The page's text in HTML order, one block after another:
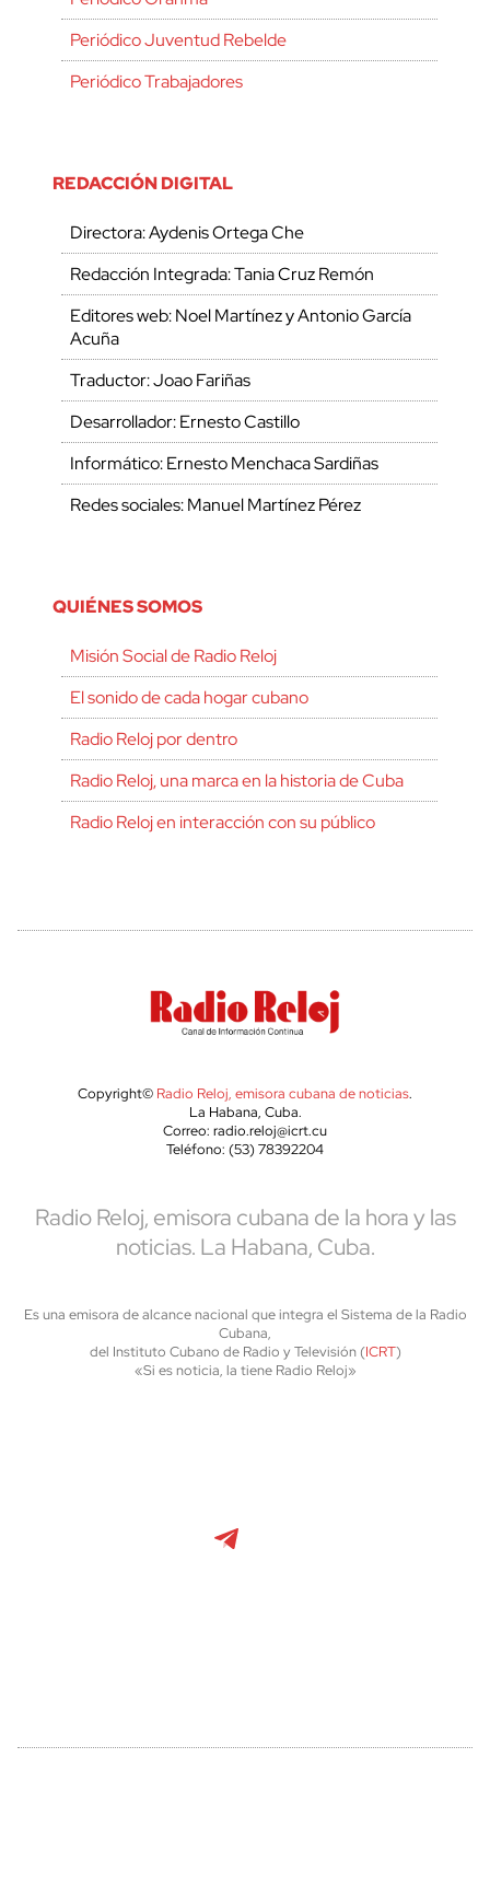
Periódico Juventud Rebelde
Periódico Trabajadores
REDACCIÓN DIGITAL
Directora: Aydenis Ortega Che
Redacción Integrada: Tania Cruz Remón
Editores web: Noel Martínez y Antonio García
Acuña
Traductor: Joao Fariñas
Desarrollador: Ernesto Castillo
Informático: Ernesto Menchaca Sardiñas
Redes sociales: Manuel Martínez Pérez
QUIÉNES SOMOS
Misión Social de Radio Reloj
El sonido de cada hogar cubano
Radio Reloj por dentro
Radio Reloj, una marca en la historia de Cuba
Radio Reloj en interacción con su público
Copyright© Radio Reloj, emisora cubana de noticias.
La Habana, Cuba.
Correo: radio.reloj@icrt.cu
Teléfono: (53) 78392204
Radio Reloj, emisora cubana de la hora y las
noticias. La Habana, Cuba.
Es una emisora de alcance nacional que integra el Sistema de la Radio
Cubana,
del Instituto Cubano de Radio y Televisión (ICRT)
«Si es noticia, la tiene Radio Reloj»